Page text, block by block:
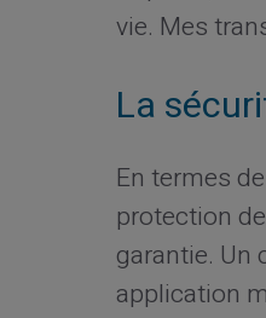
vie. Mes
La
En termes
protection
garantie. Un
application